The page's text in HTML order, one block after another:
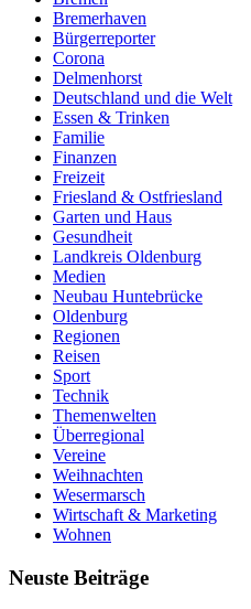
Bremerhaven
Bürgerreporter
Corona
Delmenhorst
Deutschland und die Welt
Essen & Trinken
Familie
Finanzen
Freizeit
Friesland & Ostfriesland
Garten und Haus
Gesundheit
Landkreis Oldenburg
Medien
Neubau Huntebrücke
Oldenburg
Regionen
Reisen
Sport
Technik
Themenwelten
Überregional
Vereine
Weihnachten
Wesermarsch
Wirtschaft & Marketing
Wohnen
Neuste Beiträge